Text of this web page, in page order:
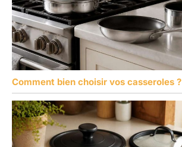
Comment bien choisir vos casseroles ?